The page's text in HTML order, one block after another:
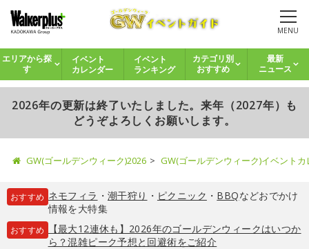
MENU
エリアから探
す
イベント
カレンダー
イベント
ランキング
カテゴリ別
おすすめ
最新
ニュース
2026年の更新は終了いたしました。来年（2027年）も
どうぞよろしくお願いします。
GW(ゴールデンウィーク)2026 GW(ゴールデンウィーク)イベント
おすすめ ネモフィラ ・ 潮干狩り ・ ピクニック ・ BBQなどおでかけ
情報を大特集
おすすめ
【最大12連休も】2026年のゴールデンウィークはいつか
ら？混雑ピーク予想と回避術をご紹介